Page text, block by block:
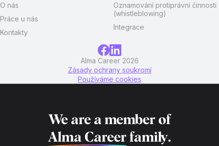
O nás
Práce u nás
Kontakty
Oznamování protiprávní činnosti
(whistleblowing)
Integrace
Alma Career 2026
Zásady ochrany soukromí
Používáme cookies
We are a member of
Alma Career family.